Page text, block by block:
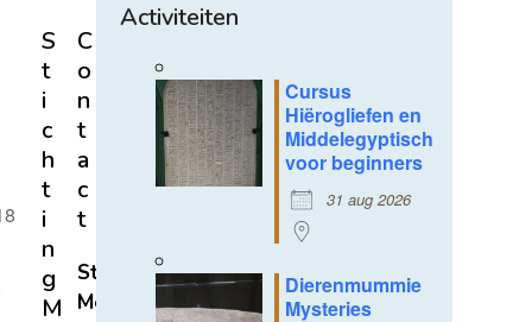
Activiteiten
Cursus
Hiërogliefen en
Middelegyptisch
voor beginners
31 aug 2026
Dierenmummie
Mysteries
S
t
i
c
h
t
i
n
g
M
C
o
n
t
a
c
t
Stichting
Mehen